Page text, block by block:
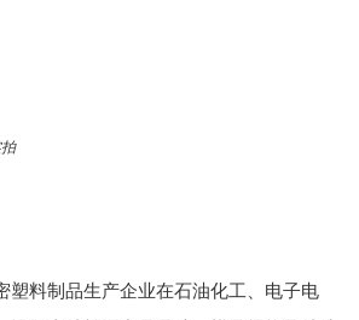
塑料制品生产企业在石油化工、电子电